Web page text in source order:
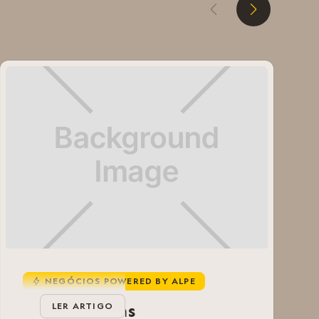
D E
u NEGÓCIOS POWERED BY ALPE
Mila Limpezas
LER ARTIGO